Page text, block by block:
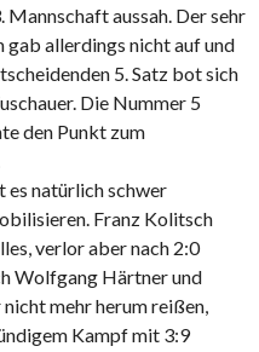
aussah. Der sehr
gab allerdings nicht auf und
5. Satz bot sich
Die Nummer 5
den Punkt zum
es natürlich schwer
Franz Kolitsch
verlor aber nach 2:0
Wolfgang Härtner und
mehr herum reißen,
Kampf mit 3:9